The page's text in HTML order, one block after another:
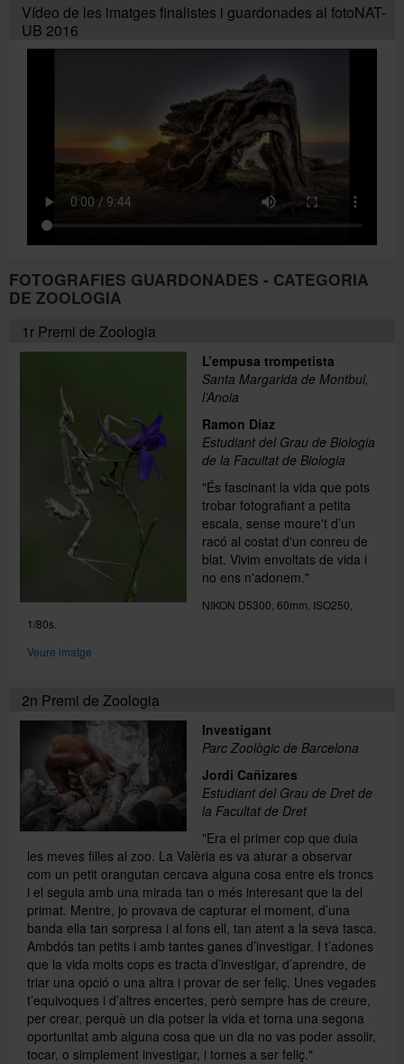
Vídeo de les imatges finalistes i guardonades al fotoNAT-
UB 2016
FOTOGRAFIES GUARDONADES - CATEGORIA
DE ZOOLOGIA
1r Premi de Zoologia
L’empusa trompetista
Santa Margarida de Montbui,
l’Anoia
Ramon Díaz
Estudiant del Grau de Biologia
de la Facultat de Biologia
"És fascinant la vida que pots
trobar fotografiant a petita
escala, sense moure't d’un
racó al costat d'un conreu de
blat. Vivim envoltats de vida i
no ens n'adonem."
NIKON D5300, 60mm, ISO250,
1/80s.
Veure imatge
2n Premi de Zoologia
Investigant
Parc Zoològic de Barcelona
Jordi Cañizares
Estudiant del Grau de Dret de
la Facultat de Dret
"Era el primer cop que duia
les meves filles al zoo. La Valèria es va aturar a observar
com un petit orangutan cercava alguna cosa entre els troncs
i el seguia amb una mirada tan o més interesant que la del
primat. Mentre, jo provava de capturar el moment, d’una
banda ella tan sorpresa i al fons ell, tan atent a la seva tasca.
Ambdós tan petits i amb tantes ganes d’investigar. I t’adones
que la vida molts cops es tracta d’investigar, d’aprendre, de
triar una opció o una altra i provar de ser feliç. Unes vegades
t’equivoques i d’altres encertes, però sempre has de creure,
per crear, perquè un dia potser la vida et torna una segona
oportunitat amb alguna cosa que un dia no vas poder assolir,
tocar, o simplement investigar, i tornes a ser feliç."